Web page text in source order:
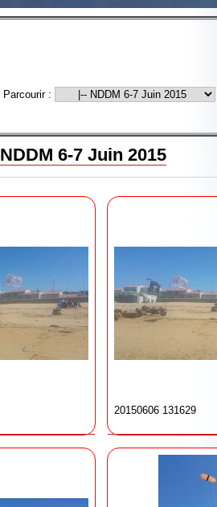
Parcourir :
NDDM 6-7 Juin 2015
20150606 131629